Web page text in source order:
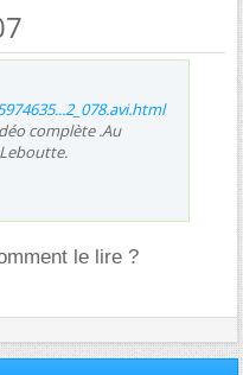
complète .Au
le lire ?